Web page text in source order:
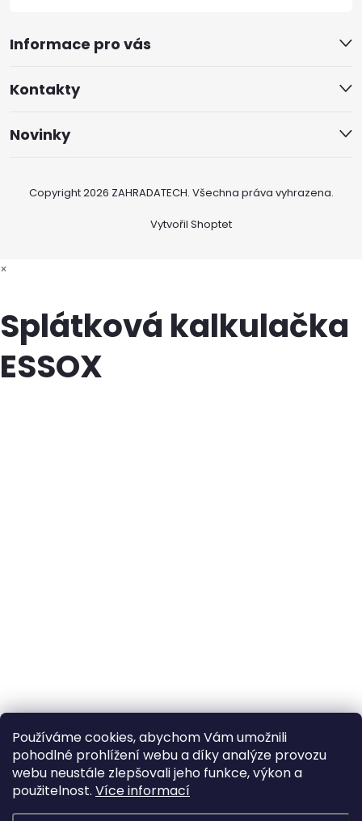
Používáme cookies, abychom Vám umožnili
pohodlné prohlížení webu a díky analýze provozu
webu neustále zlepšovali jeho funkce, výkon a
použitelnost. Více informací
Informace pro vás
Kontakty
Novinky
Vytvořil Shoptet
Copyright 2026 ZAHRADATECH. Všechna práva vyhrazena.
×
Splátková kalkulačka
ESSOX